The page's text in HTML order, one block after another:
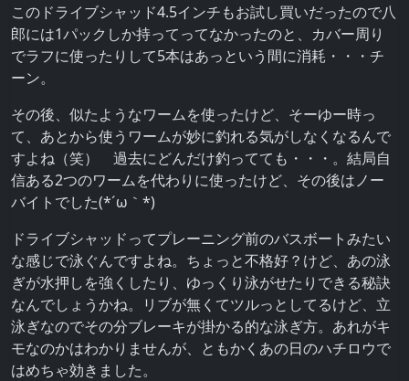
このドライブシャッド4.5インチもお試し買いだったので八
郎には1パックしか持ってってなかったのと、カバー周り
でラフに使ったりして5本はあっという間に消耗・・・チ
ーン。
その後、似たようなワームを使ったけど、そーゆー時っ
て、あとから使うワームが妙に釣れる気がしなくなるんで
すよね（笑） 過去にどんだけ釣ってても・・・。結局自
信ある2つのワームを代わりに使ったけど、その後はノー
バイトでした(*´ω｀*)
ドライブシャッドってプレーニング前のバスボートみたい
な感じで泳ぐんですよね。ちょっと不格好？けど、あの泳
ぎが水押しを強くしたり、ゆっくり泳がせたりできる秘訣
なんでしょうかね。リブが無くてツルっとしてるけど、立
泳ぎなのでその分ブレーキが掛かる的な泳ぎ方。あれがキ
モなのかはわかりませんが、ともかくあの日のハチロウで
はめちゃ効きました。